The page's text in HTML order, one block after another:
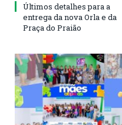
Últimos detalhes para a
entrega da nova Orla e da
Praça do Praião